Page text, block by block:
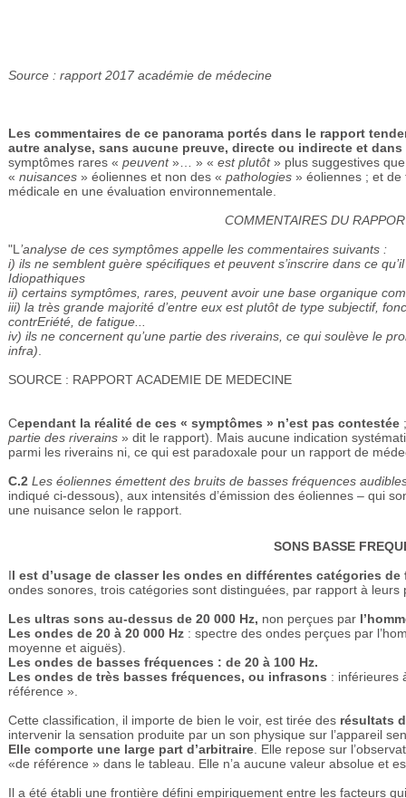
Source : rapport 2017 académie de médecine
Les commentaires de ce panorama portés dans le rapport
autre analyse, sans aucune preuve, directe ou indirecte et
symptômes rares « peuvent»… » « est plutôt» plus suggestives
« nuisances » éoliennes et non des « pathologies » éoliennes ; et de
médicale en une évaluation environnementale.
COMMENTAIRES DU
"L ’analyse de ces symptômes appelle les commentaires suivants :
i) ils ne semblent guère spécifiques et peuvent s’inscrire dans ce
Idiopathiques
ii) certains symptômes, rares, peuvent avoir une base organique
iii) la très grande majorité d’entre eux est plutôt de type subjectif,
contrEriété, de fatigue...
iv) ils ne concernent qu’une partie des riverains, ce qui soulève le
infra)
SOURCE : RAPPORT ACADEMIE DE MEDECINE
Cependant la réalité de ces « symptômes » n’est pas contestée
partie des riverains » dit le rapport). Mais aucune indication
parmi les riverains ni, ce qui est paradoxale pour un rapport de
C.2 Les éoliennes émettent des bruits de basses fréquences
indiqué ci-dessous), aux intensités d’émission des éoliennes – qui
une nuisance selon le rapport.
SONS BASSE
Il est d’usage de classer les ondes en différentes catégories
ondes sonores, trois catégories sont distinguées, par rapport à leurs
Les ultras sons au-dessus de 20 000 Hz, non perçues par
Les ondes de 20 à 20 000 Hz : spectre des ondes perçues par
moyenne et aiguës).
Les ondes de basses fréquences : de 20 à 100 Hz.
Les ondes de très basses fréquences, ou infrasons : inférieures
référence ».
Cette classification, il importe de bien le voir, est tirée des résultats
intervenir la sensation produite par un son physique sur l’appareil
Elle comporte une large part d’arbitraire . Elle repose sur
«de référence » dans le tableau. Elle n’a aucune valeur absolue et
Il a été établi une frontière défini empiriquement entre les facteurs